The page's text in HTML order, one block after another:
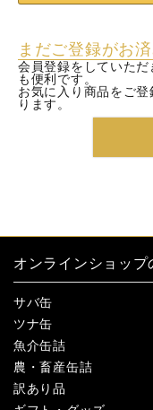
まだご登録がお
会員登録をしていた
も便利です。
お気に入り商品をご
ります。
オンラインショップ
サバ缶
ツナ缶
魚介缶詰
農・畜産缶詰
訳あり品